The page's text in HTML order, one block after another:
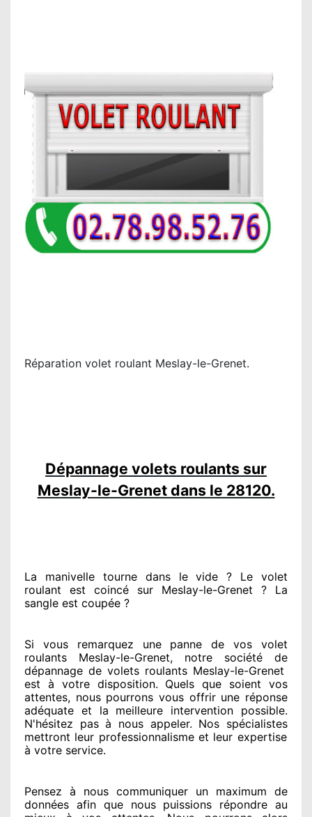
Réparation volet roulant Meslay-le-Grenet.
Dépannage volets roulants sur
Meslay-le-Grenet dans le 28120.
La manivelle tourne dans le vide ? Le volet
roulant est coincé sur Meslay-le-Grenet ? La
sangle est coupée ?
Si vous remarquez une panne de vos volet
roulants Meslay-le-Grenet, notre société de
dépannage de volets roulants Meslay-le-Grenet
est à votre disposition. Quels que soient vos
attentes, nous pourrons vous offrirune réponse
adéquate et la meilleure intervention possible.
N'hésitez pas à nous appeler. Nos spécialistes
mettront leur professionnalismeet leur expertise
à votre service.
Pensez à nous communiquer un maximum de
données afin que nous puissions répondre au